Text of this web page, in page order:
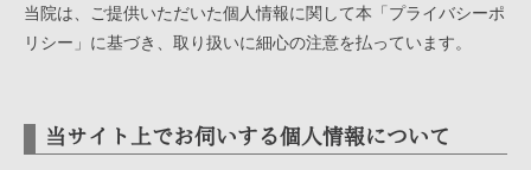
当院は、ご提供いただいた個人情報に関して本「プライバシーポ
リシー」に基づき、取り扱いに細心の注意を払っています。
当サイト上でお伺いする個人情報について